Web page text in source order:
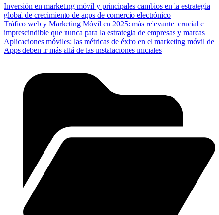
Inversión en marketing móvil y principales cambios en la estrategia
global de crecimiento de apps de comercio electrónico
Tráfico web y Marketing Móvil en 2025: más relevante, crucial e
imprescindible que nunca para la estrategia de empresas y marcas
Aplicaciones móviles: las métricas de éxito en el marketing móvil de
Apps deben ir más allá de las instalaciones iniciales